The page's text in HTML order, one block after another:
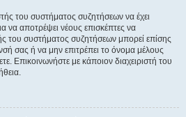
του συστήματος συζητήσεων να έχει
να αποτρέψει νέους επισκέπτες να
του συστήματος συζητήσεων μπορεί επίσης
σας ή να μην επιτρέπει το όνομα μέλους
Επικοινωνήστε με κάποιον διαχειριστή του